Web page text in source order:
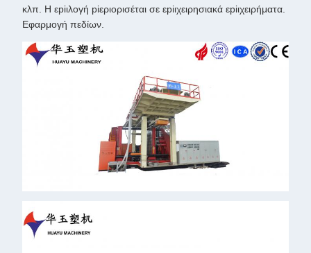
κλπ. Η εpiιλογή piεριορισέται σε εpiιχειρησιακά εpiιχειρήματα.
Εφαρμογή πεδίων.